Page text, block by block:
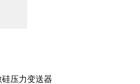
压力变送器